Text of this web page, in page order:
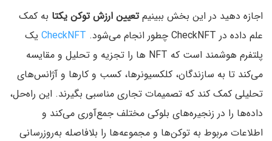
اجازه دهيد در اين بخش ببينيمتعیین ارزش توکن یکتا به کمک
علم داده در CheckNFT چطور انجام می‌شود.
CheckNFT یک
پلتفرم هوشمند است که NFT ها را تجزیه و تحلیل و مقایسه
می‌کند تا به سازندگان، کلکسیونرها، کسب و کارها و آژانس‌های
تحلیلی کمک کند که تصمیمات تجاری مناسبی بگیرند. این راه‌حل،
داده‌ها را در زنجیره‌های بلوکی مختلف جمع‌آوری می‌کند و
اطلاعات مربوط به توکن‌ها و مجموعه‌ها را بلافاصله به‌روزرسانی